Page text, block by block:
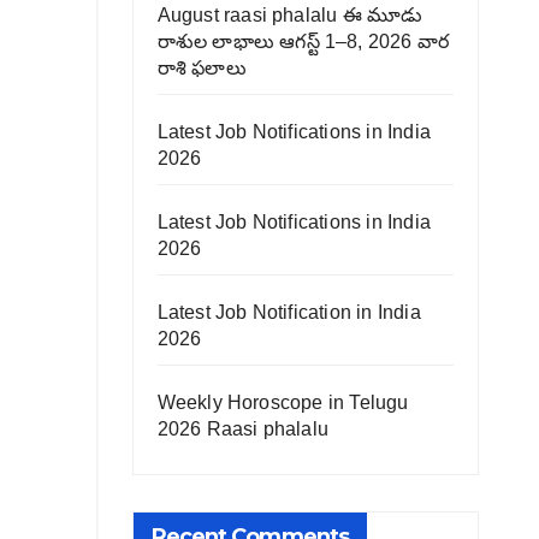
August raasi phalalu ఈ మూడు
రాశుల లాభాలు ఆగస్ట్ 1–8, 2026 వార
రాశి ఫలాలు
Latest Job Notifications in India
2026
Latest Job Notifications in India
2026
Latest Job Notification in India
2026
Weekly Horoscope in Telugu
2026 Raasi phalalu